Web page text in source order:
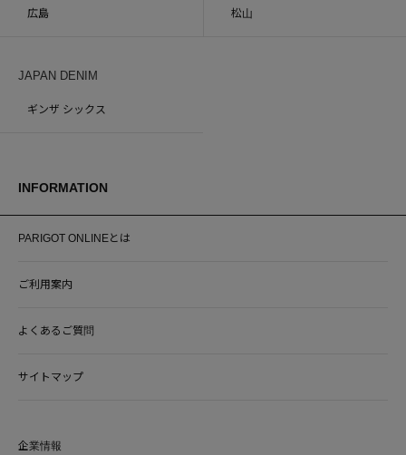
広島 松山
JAPAN DENIM
ギンザ シックス
INFORMATION
PARIGOT ONLINEとは
ご利用案内
よくあるご質問
サイトマップ
企業情報